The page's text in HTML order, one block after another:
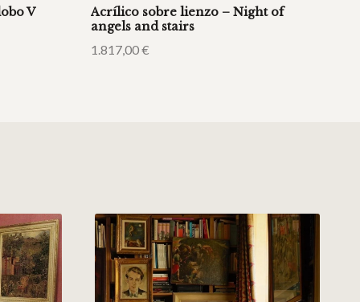
V
Acrílico sobre lienzo – Night of
angels and stairs
1.817,00€